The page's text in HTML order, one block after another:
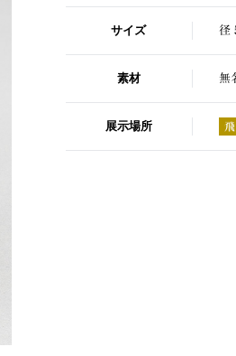
サイズ 径
素材 無
展示場所